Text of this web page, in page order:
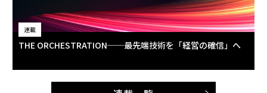
連載
THE ORCHESTRATION──最先端技術を「経営の確信」へ